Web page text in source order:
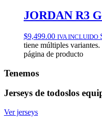
JORDAN R3
$9,499.00 IVA INCLUIDO
tiene múltiples
página de producto
Tenemos
Jerseys de todoslos
Ver jerseys